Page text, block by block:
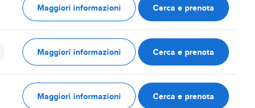
Maggiori informazioni Cerca e prenota
Maggiori informazioni Cerca e prenota
Maggiori informazioni Cerca e prenota